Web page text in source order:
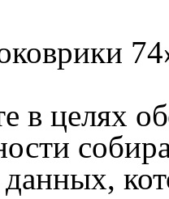
в целях